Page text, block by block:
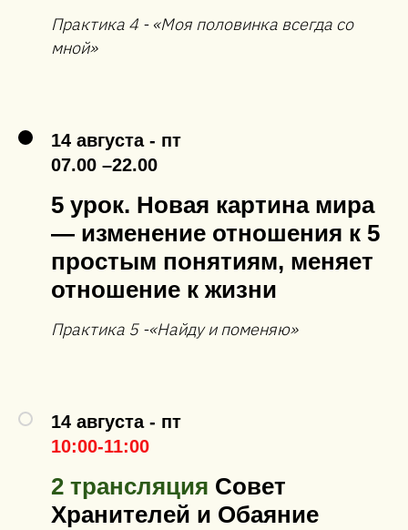
Практика 4 - «Моя половинка всегда со
мной»
14 августа - пт
07.00 –22.00
5 урок. Новая картина мира
— изменение отношения к 5
простым понятиям, меняет
отношение к жизни
Практика 5 -«Найду и поменяю»
14 августа - пт
10:00-11:00
2 трансляция Совет
Хранителей и Обаяние